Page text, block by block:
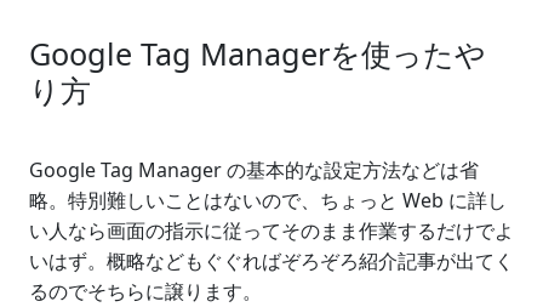
Google Tag Managerを使ったや
り方
Google Tag Manager の基本的な設定方法などは省
略。特別難しいことはないので、ちょっと Web に詳し
い人なら画面の指示に従ってそのまま作業するだけでよ
いはず。概略などもぐぐればぞろぞろ紹介記事が出てく
るのでそちらに譲ります。